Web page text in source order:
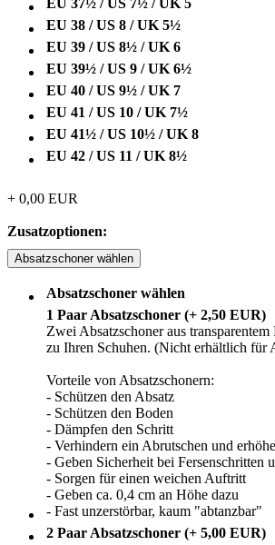
EU 37½ / US 7½ / UK 5
EU 38 / US 8 / UK 5½
EU 39 / US 8½ / UK 6
EU 39½ / US 9 / UK 6½
EU 40 / US 9½ / UK 7
EU 41 / US 10 / UK 7½
EU 41½ / US 10½ / UK 8
EU 42 / US 11 / UK 8½
+ 0,00 EUR
Zusatzoptionen:
Absatzschoner wählen
Absatzschoner wählen
1 Paar Absatzschoner (+ 2,50 EUR)
Zwei Absatzschoner aus
zu Ihren Schuhen. (Nicht erhältlich für
Vorteile von Absatzschonern:
- Schützen den Absatz
- Schützen den Boden
- Dämpfen den Schritt
- Verhindern ein Abrutschen und
- Geben Sicherheit bei Fersenschritten
- Sorgen für einen weichen Auftritt
- Geben ca. 0,4 cm an Höhe dazu
- Fast unzerstörbar, kaum "abtanzbar"
2 Paar Absatzschoner (+ 5,00 EUR)